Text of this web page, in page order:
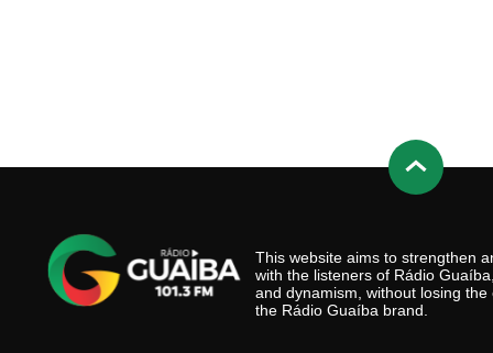
This website aims to strengthen
with the listeners of Rádio
and dynamism, without losing
the Rádio Guaíba brand.